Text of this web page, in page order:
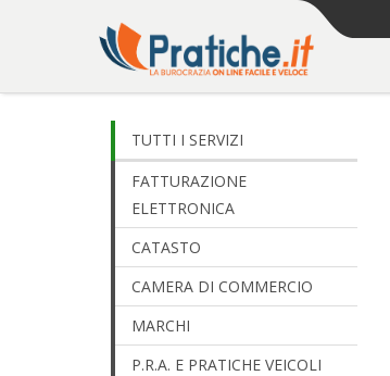
TUTTI I SERVIZI
FATTURAZIONE
ELETTRONICA
CATASTO
CAMERA DI COMMERCIO
MARCHI
P.R.A. E PRATICHE VEICOLI